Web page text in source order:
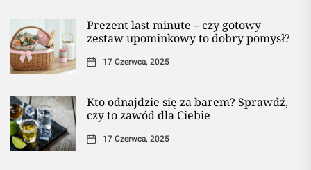
Prezent last minute – czy gotowy
zestaw upominkowy to dobry pomysł?
17 Czerwca, 2025
Kto odnajdzie się za barem? Sprawdź,
czy to zawód dla Ciebie
17 Czerwca, 2025